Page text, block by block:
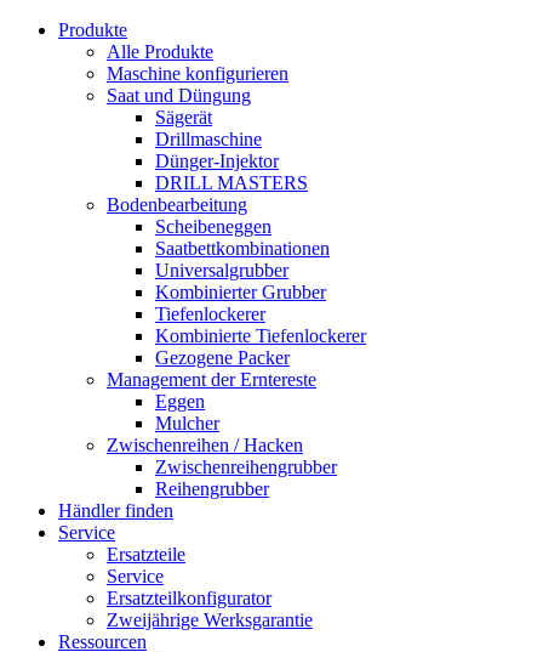
Produkte
Alle Produkte
Maschine konfigurieren
Saat und Düngung
Sägerät
Drillmaschine
Dünger-Injektor
DRILL MASTERS
Bodenbearbeitung
Scheibeneggen
Saatbettkombinationen
Universalgrubber
Kombinierter Grubber
Tiefenlockerer
Kombinierte Tiefenlockerer
Gezogene Packer
Management der Erntereste
Eggen
Mulcher
Zwischenreihen / Hacken
Zwischenreihengrubber
Reihengrubber
Händler finden
Service
Ersatzteile
Service
Ersatzteilkonfigurator
Zweijährige Werksgarantie
Ressourcen